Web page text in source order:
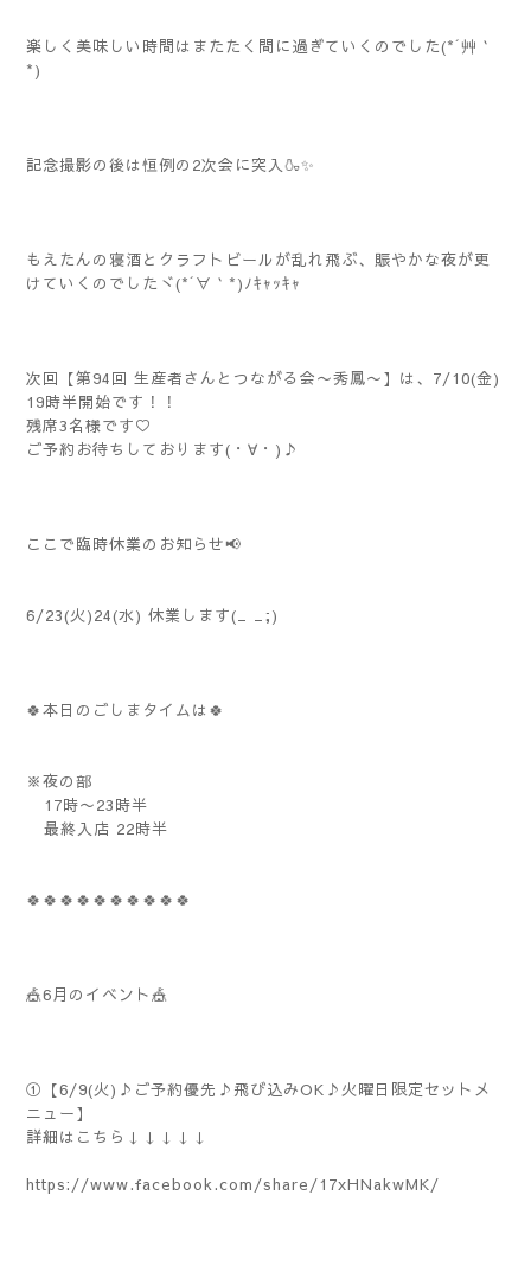
楽しく美味しい時間はまたたく間に過ぎていくのでした(*´艸｀
*)
記念撮影の後は恒例の2次会に突入🍶✨️
もえたんの寝酒とクラフトビールが乱れ飛ぶ、賑やかな夜が更
けていくのでしたヾ(*´∀｀*)ﾉｷｬｯｷｬ
次回【第94回 生産者さんとつながる会〜秀鳳〜】は、7/10(金)
19時半開始です！！
残席3名様です♡
ご予約お待ちしております(・∀・)♪
ここで臨時休業のお知らせ📢
6/23(火)24(水) 休業します(_ _;)
🍀本日のごしまタイムは🍀
※夜の部
17時〜23時半
最終入店 22時半
🍀🍀🍀🍀🍀🍀🍀🍀🍀🍀
🎪6月のイベント🎪
①【6/9(火)♪ご予約優先♪飛び込みOK♪火曜日限定セットメ
ニュー】
詳細はこちら↓↓↓↓↓
https://www.facebook.com/share/17xHNakwMK/